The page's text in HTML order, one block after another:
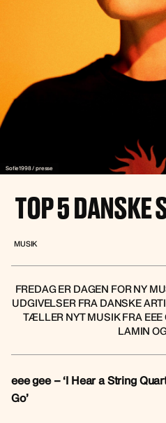
Sofie1998 / presse
TOP 5 DANSKE
MUSIK
‍FREDAG ER DAGEN FOR NY
UDGIVELSER FRA DANSKE
TÆLLER NYT MUSIK FRA EEE
LAMIN
eee gee – ‘I Hear a String
Go’